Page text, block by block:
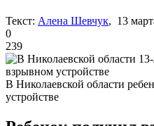
Текст: Алена Шевчук, 13
0
239
В Николаевской области
устройстве